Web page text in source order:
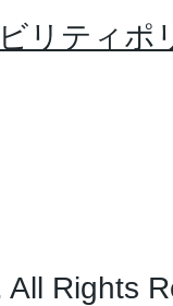
リティポ
All Rights